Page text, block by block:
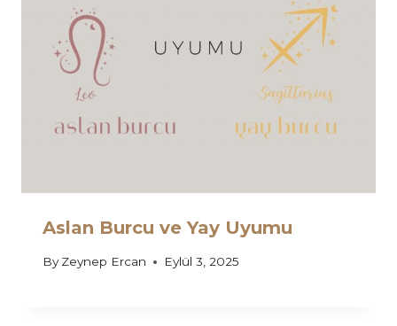
Aslan Burcu ve Yay Uyumu
By Zeynep Ercan Eylül 3, 2025